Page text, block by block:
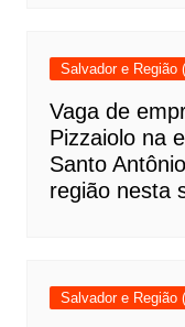
Salvador e Região
Vaga de
Pizzaiolo na
Santo
região nesta
Salvador e Região